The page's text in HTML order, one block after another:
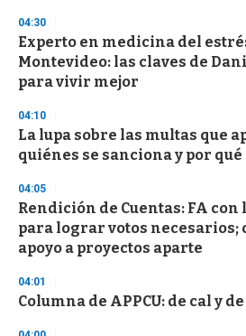
d
s
o
f
3
s
e
c
o
d
s
04:30
Experto en medicina del
Montevideo: las claves de
para vivir mejor
04:10
La lupa sobre las multas que
quiénes se sanciona y por qué
04:05
Rendición de Cuentas: FA con
para lograr votos necesarios;
apoyo a proyectos aparte
04:01
Columna de APPCU: de cal y